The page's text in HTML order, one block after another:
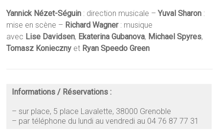
Yannick Nézet-Séguin : direction musicale –Yuval Sharon :
mise en scène – Richard Wagner: musique
avec Lise Davidsen, Ekaterina Gubanova, Michael Spyres,
Tomasz Konieczny et Ryan Speedo Green
Informations / Réservations :
– sur place, 5 place Lavalette, 38000 Grenoble
– par téléphone du lundi au vendredi au 04 76 87 77 31